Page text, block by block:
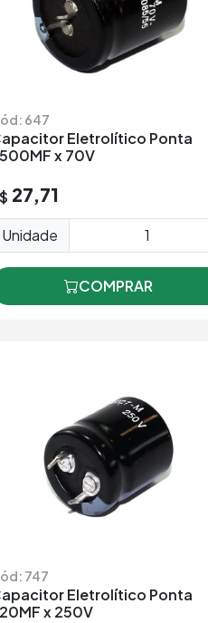
647
Eletrolítico Ponta
x 70V
27,71
Unidade
COMPRAR
747
Eletrolítico Ponta
x 250V